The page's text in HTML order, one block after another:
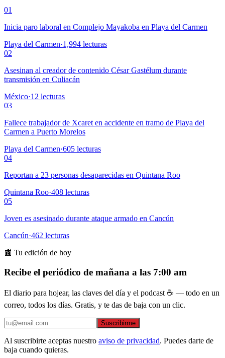
01
Inicia paro laboral en Complejo Mayakoba en Playa del Carmen
Playa del Carmen·1,994 lecturas
02
Asesinan al creador de contenido César Gastélum durante
transmisión en Culiacán
México·12 lecturas
03
Fallece trabajador de Xcaret en accidente en tramo de Playa del
Carmen a Puerto Morelos
Playa del Carmen·605 lecturas
04
Reportan a 23 personas desaparecidas en Quintana Roo
Quintana Roo·408 lecturas
05
Joven es asesinado durante ataque armado en Cancún
Cancún·462 lecturas
📰 Tu edición de hoy
Recibe el periódico de mañana a las 7:00 am
El diario para hojear, las claves del día y el podcast ☕ — todo en un
correo, todos los días. Gratis, y te das de baja con un clic.
Suscribirme
Al suscribirte aceptas nuestro aviso de privacidad. Puedes darte de
baja cuando quieras.